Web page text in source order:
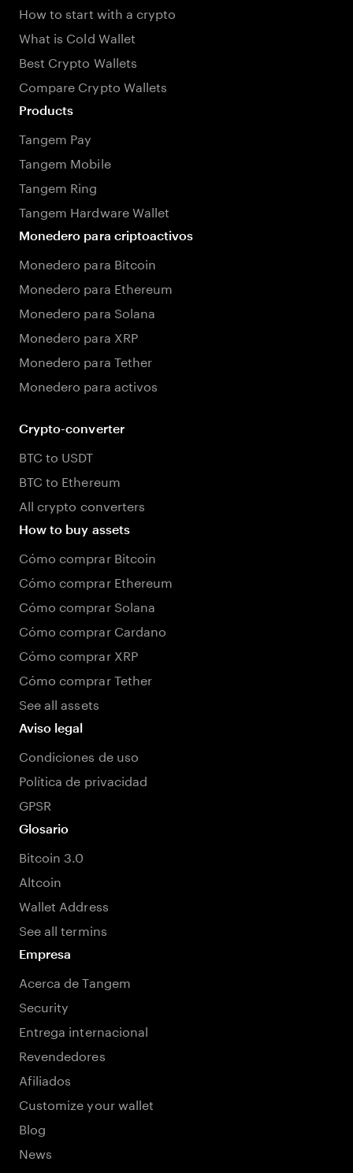
How to start with a crypto
What is Cold Wallet
Best Crypto Wallets
Compare Crypto Wallets
Products
Tangem Pay
Tangem Mobile
Tangem Ring
Tangem Hardware Wallet
Monedero para criptoactivos
Monedero para Bitcoin
Monedero para Ethereum
Monedero para Solana
Monedero para XRP
Monedero para Tether
Monedero para activos
Crypto-converter
BTC to USDT
BTC to Ethereum
All crypto converters
How to buy assets
Cómo comprar Bitcoin
Cómo comprar Ethereum
Cómo comprar Solana
Cómo comprar Cardano
Cómo comprar XRP
Cómo comprar Tether
See all assets
Aviso legal
Condiciones de uso
Política de privacidad
GPSR
Glosario
Bitcoin 3.0
Altcoin
Wallet Address
See all termins
Empresa
Acerca de Tangem
Security
Entrega internacional
Revendedores
Afiliados
Customize your wallet
Blog
News